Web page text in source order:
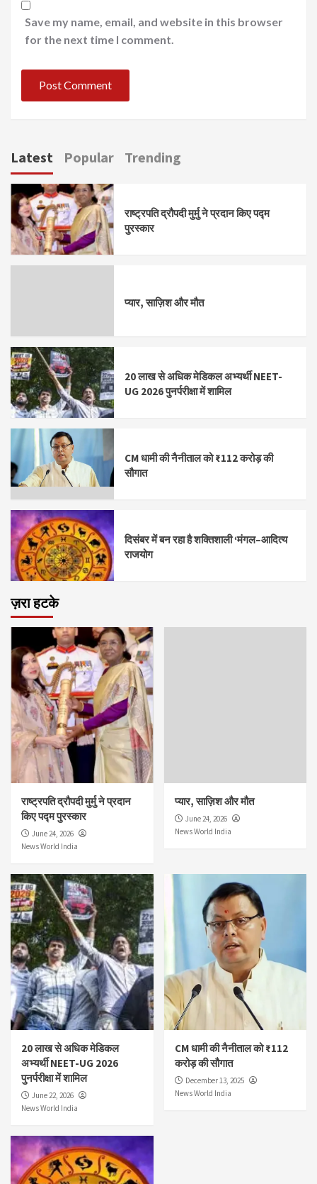
Save my name, email, and website in this browser
for the next time I comment.
Latest Popular Trending
राष्ट्रपति द्रौपदी मुर्मु ने प्रदान किए पद्म
पुरस्कार
प्यार, साज़िश और मौत
20 लाख से अधिक मेडिकल अभ्यर्थी NEET-
UG 2026 पुनर्परीक्षा में शामिल
CM धामी की नैनीताल को ₹112 करोड़ की
सौगात
दिसंबर में बन रहा है शक्तिशाली ‘मंगल–आदित्य
राजयोग
ज़रा हटके
राष्ट्रपति द्रौपदी मुर्मु ने प्रदान
किए पद्म पुरस्कार
June 24, 2026
News World India
प्यार, साज़िश और मौत
June 24, 2026
News World India
20 लाख से अधिक मेडिकल
अभ्यर्थी NEET-UG 2026
पुनर्परीक्षा में शामिल
June 22, 2026
News World India
CM धामी की नैनीताल को ₹112
करोड़ की सौगात
December 13, 2025
News World India